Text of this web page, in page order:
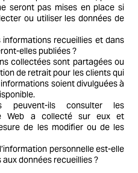
seront pas mises en place si
ou utiliser les données de
recueillies et dans
elles publiées ?
collectées sont partagées ou
de retrait pour les clients qui
soient divulguées à
peuvent-ils consulter les
Web a collecté sur eux et
de les modifier ou de les
personnelle est-elle
données recueillies ?